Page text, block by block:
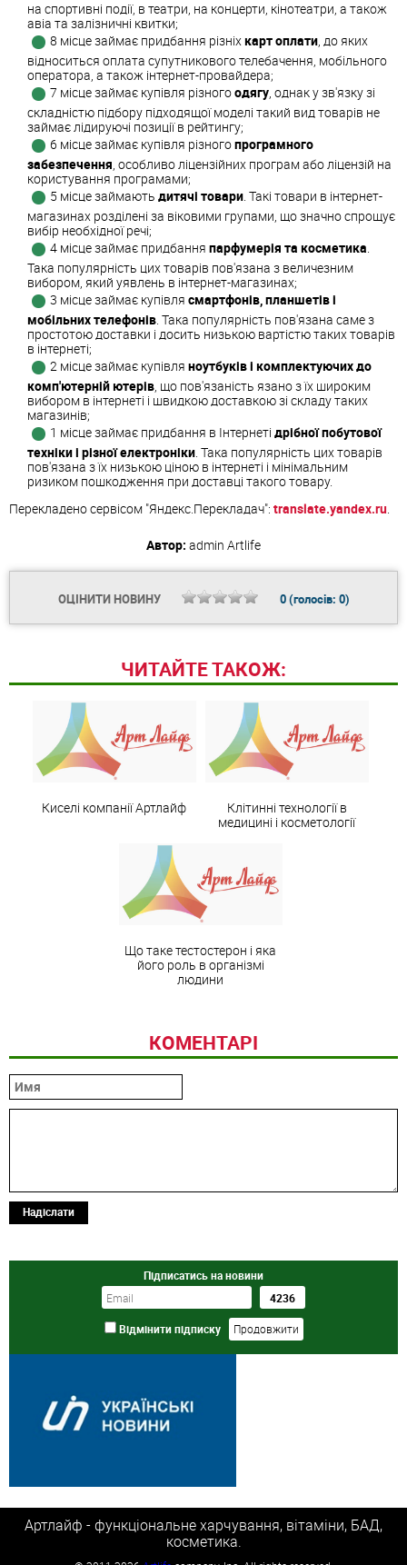
на спортивні події, в театри, на концерти, кінотеатри, а також
авіа та залізничні квитки;
8 місце займає придбання різніхкарт оплати , до яких
відноситься оплата супутникового телебачення, мобільного
оператора, а також інтернет-провайдера;
7 місце займає купівля різногоодягу , однак у зв'язку зі
складністю підбору підходящої моделі такий вид товарів не
займає лідируючі позиції в рейтингу;
6 місце займає купівля різногопрограмного
забезпечення , особливо ліцензійних програм або ліцензій на
користування програмами;
5 місце займають дитячі товари . Такі товари в інтернет-
магазинах розділені за віковими групами, що значно спрощує
вибір необхідної речі;
4 місце займає придбання парфумерія та косметика
Така популярність цих товарів пов'язана з величезним
вибором, який уявлень в інтернет-магазинах;
3 місце займає купівля смартфонів, планшетів і
мобільних телефонів . Така популярність пов'язана саме з
простотою доставки і досить низькою вартістю таких товарів
в інтернеті;
2 місце займає купівля ноутбуків і комплектуючих до
комп'ютерній ютерів , що пов'язаність язано з їх широким
вибором в інтернеті і швидкою доставкою зі складу таких
магазинів;
1 місце займає придбання в Інтернеті дрібної побутової
техніки і різної електроніки . Така популярність цих товарів
пов'язана з їх низькою ціною в інтернеті і мінімальним
ризиком пошкодження при доставці такого товару.
Перекладено сервісом "Яндекс.Перекладач": translate.yandex.ru
Автор: admin Artlife
ОЦІНИТИ НОВИНУ 0(голосів: 0)
ЧИТАЙТЕ ТАКОЖ:
Киселі компанії Артлайф
Клітинні технології в
медицині і косметології
Що таке тестостерон і яка
його роль в організмі
людини
КОМЕНТАРІ
Надіслати
Підписатись на новини
Відмінити підписку
Артлайф - функціональне харчування, вітаміни, БАД,
косметика.